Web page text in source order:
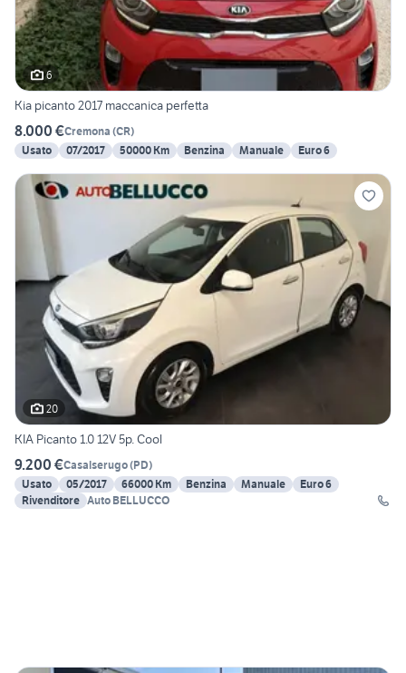
6
Kia picanto 2017 maccanica perfetta
8.000 €Cremona (CR)
Usato
07/2017 50000 Km Benzina Manuale Euro 6
20
KIA Picanto 1.0 12V 5p. Cool
9.200 €Casalserugo(PD)
Usato
05/2017 66000 Km Benzina Manuale
Euro 6
Rivenditore Auto BELLUCCO